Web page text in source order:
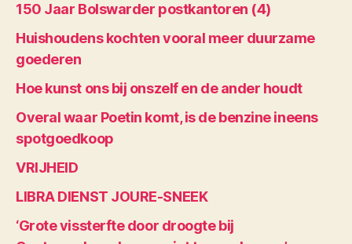
150 Jaar Bolswarder postkantoren (4)
Huishoudens kochten vooral meer duurzame
goederen
Hoe kunst ons bij onszelf en de ander houdt
Overal waar Poetin komt, is de benzine ineens
spotgoedkoop
VRIJHEID
LIBRA DIENST JOURE-SNEEK
‘Grote vissterfte door droogte bij